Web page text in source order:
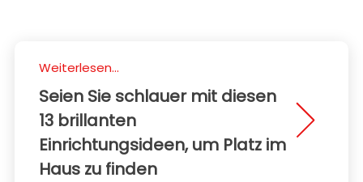
Weiterlesen...
Seien Sie schlauer mit diesen
13 brillanten
Einrichtungsideen, um Platz im
Haus zu finden